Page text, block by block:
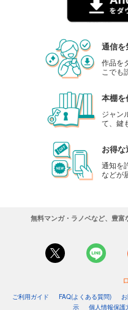
通信を
作品を
こでも
本棚を
ジャン
て、鍵
お得な
通知を
などが
無料マンガ・ラノベなど、豊富
ご利用ガイド FAQ(よくある質問)
示
個人情報保護